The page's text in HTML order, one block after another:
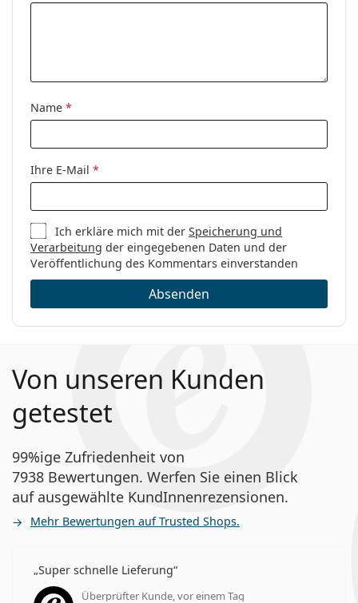
Name *
Ihre E-Mail *
Ich erkläre mich mit derSpeicherung und
Verarbeitung der eingegebenen Daten und der
Veröffentlichung des Kommentars einverstanden
Absenden
Von unseren Kunden
getestet
99%ige Zufriedenheit von
7938 Bewertungen. Werfen Sie einen Blick
auf ausgewählte KundInnenrezensionen.
Mehr Bewertungen auf Trusted Shops.
Super schnelle Lieferung
Überprüfter Kunde, vor einem Tag